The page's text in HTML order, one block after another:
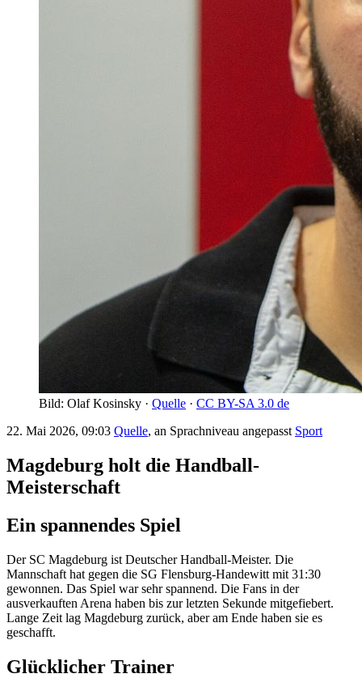
Bild: Olaf Kosinsky · Quelle · CC BY-SA 3.0 de
22. Mai 2026, 09:03 Quelle, an Sprachniveau angepasst Sport
Magdeburg holt die Handball-
Meisterschaft
Ein spannendes Spiel
Der SC Magdeburg ist Deutscher Handball-Meister. Die
Mannschaft hat gegen die SG Flensburg-Handewitt mit 31:30
gewonnen. Das Spiel war sehr spannend. Die Fans in der
ausverkauften Arena haben bis zur letzten Sekunde mitgefiebert.
Lange Zeit lag Magdeburg zurück, aber am Ende haben sie es
geschafft.
Glücklicher Trainer